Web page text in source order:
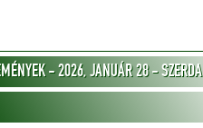
- 2026, JANUÁR 28 - SZERDA